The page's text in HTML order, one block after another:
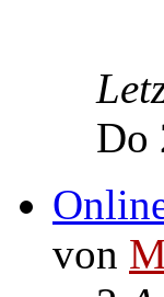
Do
von